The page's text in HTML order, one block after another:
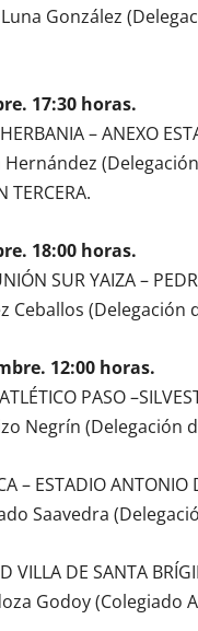
González
17:30 horas.
– ANEXO
TERCERA.
18:00 horas.
SUR YAIZA –
Ceballos (Delegación
12:00 horas.
PASO
Negrín (Delegación
– ESTADIO
Saavedra
VILLA DE SANTA
Godoy (Colegiado